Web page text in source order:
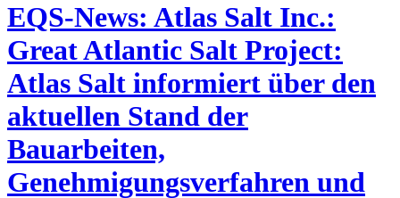
EQS-News: Atlas Salt Inc.:
Great Atlantic Salt Project:
Atlas Salt informiert über den
aktuellen Stand der
Bauarbeiten,
Genehmigungsverfahren und